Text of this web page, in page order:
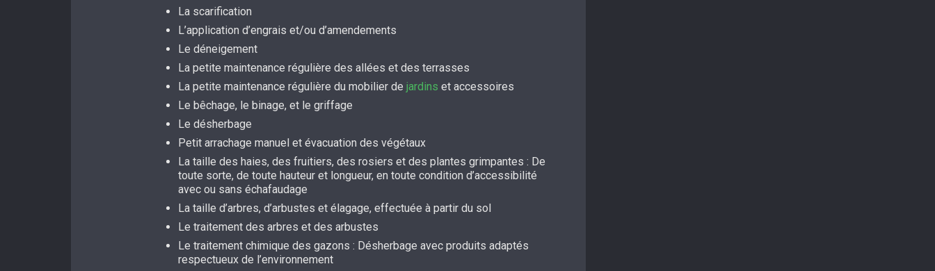
La scarification
L’application d’engrais et/ou d’amendements
Le déneigement
La petite maintenance régulière des allées et des terrasses
La petite maintenance régulière du mobilier de jardins et accessoires
Le bêchage, le binage, et le griffage
Le désherbage
Petit arrachage manuel et évacuation des végétaux
La taille des haies, des fruitiers, des rosiers et des plantes grimpantes : De
toute sorte, de toute hauteur et longueur, en toute condition d’accessibilité
avec ou sans échafaudage
La taille d’arbres, d’arbustes et élagage, effectuée à partir du sol
Le traitement des arbres et des arbustes
Le traitement chimique des gazons : Désherbage avec produits adaptés
respectueux de l’environnement